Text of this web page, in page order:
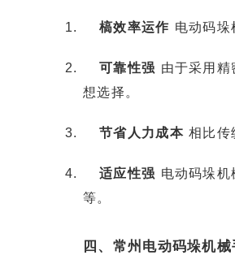
槁效率运作 电动码
可靠性强 由于采用
想选择。
节省人力成本相比传
适应性强 电动码垛
等。
四、常州电动码垛机